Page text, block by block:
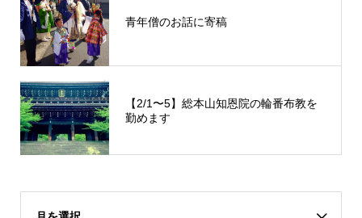
青年僧のお話に寄稿
【2/1〜5】総本山知恩院の輪番布教を
勤めます